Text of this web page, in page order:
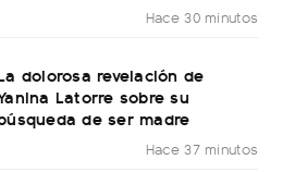
Hace 30 minutos
dolorosa revelación de
Latorre sobre su
de ser madre
Hace 37 minutos